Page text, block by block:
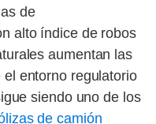
de
alto índice de robos
aumentan las
entorno regulatorio
siendo uno de los
de camión